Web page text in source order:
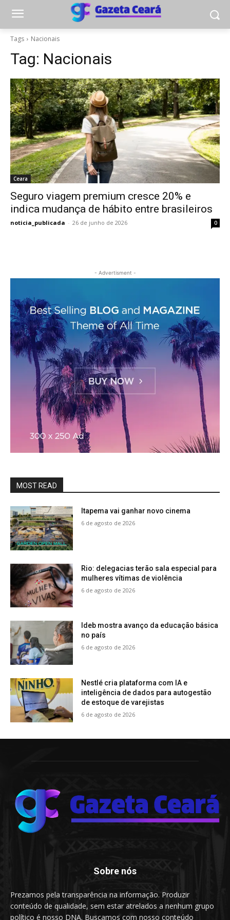
Tags Nacionais
Tag: Nacionais
Ceara
Seguro viagem premium cresce 20% e
indica mudança de hábito entre brasileiros
noticia_publicada - 26 de junho de 2026 0
- Advertisment -
MOST READ
Itapema vai ganhar novo cinema
6 de agosto de 2026
Rio: delegacias terão sala especial para
mulheres vítimas de violência
6 de agosto de 2026
Ideb mostra avanço da educação básica
no país
6 de agosto de 2026
Nestlé cria plataforma com IA e
inteligência de dados para autogestão
de estoque de varejistas
6 de agosto de 2026
Sobre nós
Prezamos pela transparência na informação. Produzir
conteúdo de qualidade, sem estar atrelados a nenhum grupo
político é nosso DNA. Buscamos com nosso conteúdo